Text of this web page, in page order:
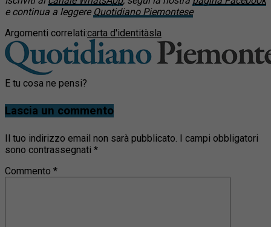
e continua a leggere Quotidiano Piemontese
Argomenti correlati:carta d'identitàsla
E tu cosa ne pensi?
Lascia un commento
Il tuo indirizzo email non sarà pubblicato. I campi obbligatori
sono contrassegnati *
Commento *